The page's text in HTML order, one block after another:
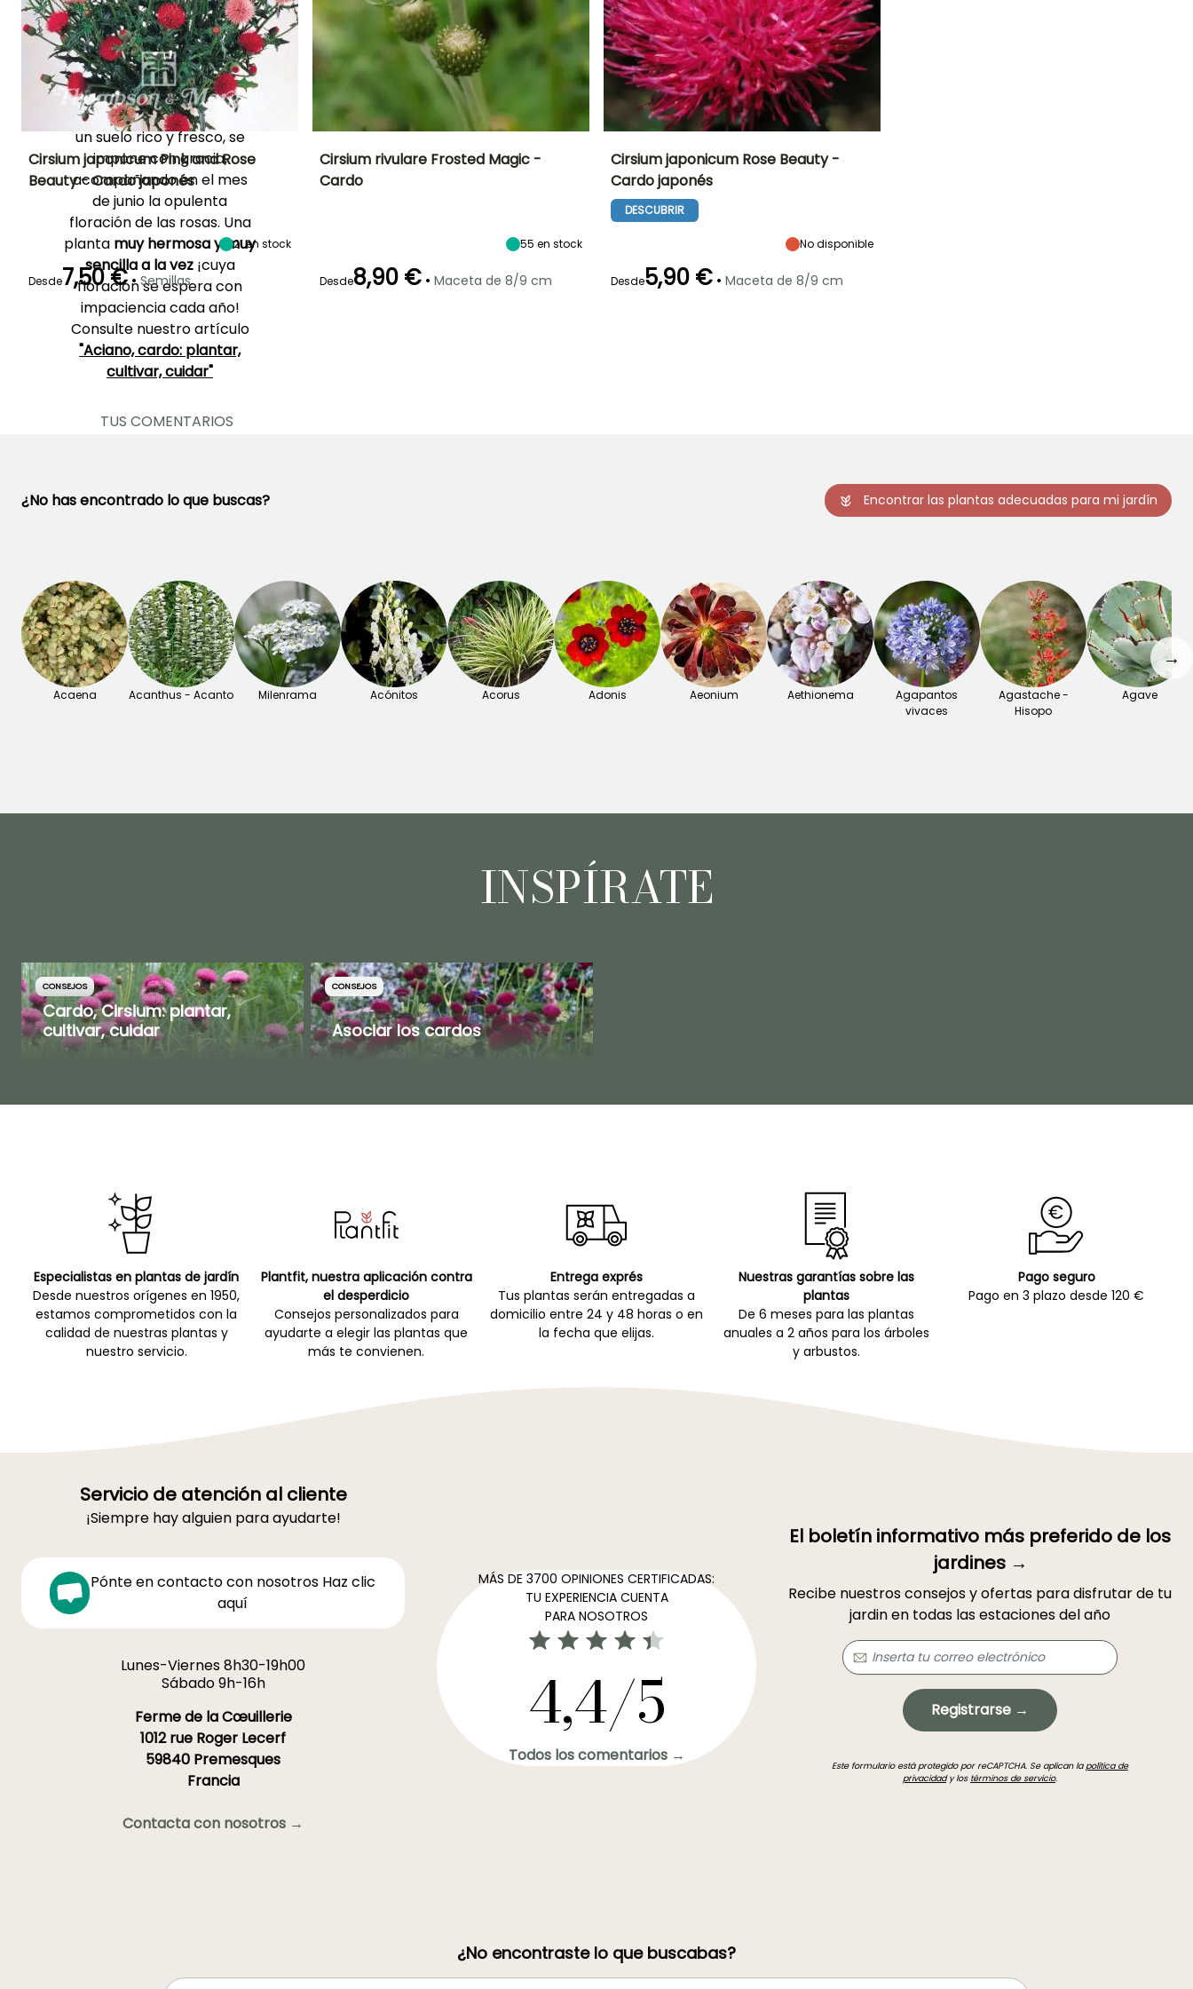
años para mantenerse
hermosa, y se siembra de
manera natural
ocasionalmente sin llegar a
ser invasiva. Cuando se
siente a gusto, al sol y en
un suelo rico y fresco, se
impone con gracia,
acompañando en el mes
de junio la opulenta
floración de las rosas. Una
planta muy hermosa y muy
sencilla a la vez¡cuya
floración se espera con
impaciencia cada año!
Consulte nuestro artículo
"Aciano, cardo: plantar,
cultivar, cuidar"
TUS COMENTARIOS
Periodo de floración
Septiembre a
Octubre
Altura en la
madurez
1.20 m
Germinación
40e días
Cirsium japonicum Pink and Rose
Beauty - Cardo japonés
21en stock
Desde7,50 €• Semillas
Cirsium rivulare Frosted Magic -
Cardo
55 en stock
Desde8,90 € • Maceta de 8/9 cm
madurez
1 m
Cirsium japonicum Rose Beauty -
Cardo japonés
DESCUBRIR
No disponible
Desde5,90 € • Maceta de 8/9 cm
¿No has encontrado lo que buscas? Encontrar las plantas adecuadas para mi jardín
Acaena Acanthus - Acanto Milenrama Acónitos Acorus Adonis Aeonium Aethionema
Agapantos
vivaces
Agastache -
Hisopo
Agave
→
INSPÍRATE
CONSEJOS
Cardo, Cirsium: plantar,
cultivar, cuidar
CONSEJOS
Asociar los cardos
Especialistas en plantas de jardín
Desde nuestros orígenes en 1950,
estamos comprometidos con la
calidad de nuestras plantas y
nuestro servicio.
Plantfit, nuestra aplicación contra
el desperdicio
Consejos personalizados para
ayudarte a elegir las plantas que
más te convienen.
Entrega exprés
Tus plantas serán entregadas a
domicilio entre 24 y 48 horas o en
la fecha que elijas.
Nuestras garantías sobre las
plantas
De 6 meses para las plantas
anuales a 2 años para los árboles
y arbustos.
Pago seguro
Pago en 3 plazo desde 120 €
Servicio de atención al cliente
¡Siempre hay alguien para ayudarte!
Pónte en contacto con nosotros Haz clic
aquí
Lunes-Viernes 8h30-19h00
Sábado 9h-16h
Ferme de la Cœuillerie
1012 rue Roger Lecerf
59840 Premesques
Francia
Contacta con nosotros →
MÁS DE 3700 OPINIONES CERTIFICADAS:
TU EXPERIENCIA CUENTA
PARA NOSOTROS
4,4/5
Todos los comentarios →
El boletín informativo más preferido de los
jardines →
Recibe nuestros consejos y ofertas para disfrutar de tu
jardin en todas las estaciones del año
Registrarse →
Este formulario está protegido por reCAPTCHA. Se aplican lapolítica de
privacidady los términos de servicio.
¿No encontraste lo que buscabas?